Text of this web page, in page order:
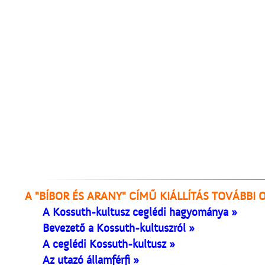
A "BÍBOR ÉS ARANY" CÍMŰ KIÁLLÍTÁS TOVÁBBI
A Kossuth-kultusz ceglédi hagyománya »
Bevezető a Kossuth-kultuszról »
A ceglédi Kossuth-kultusz »
Az utazó államférfi »